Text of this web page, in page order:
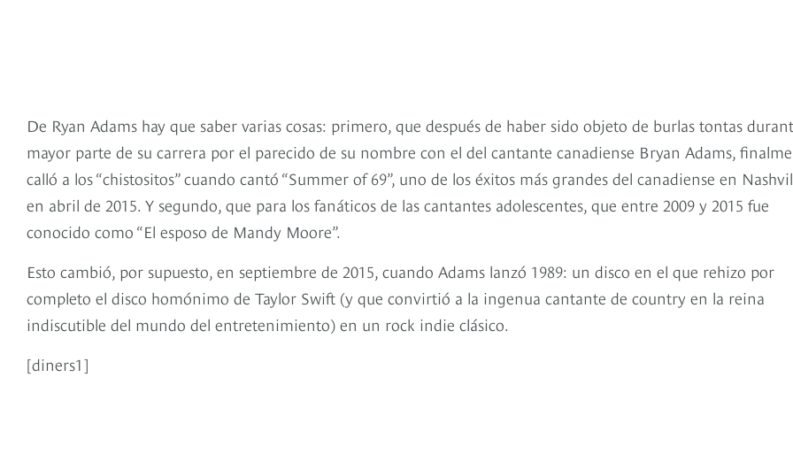
De Ryan Adams hay que saber varias cosas: primero, que después de haber sido objeto de burlas tontas
mayor parte de su carrera por el parecido de su nombre con el del cantante canadiense Bryan Adams,
calló a los “chistositos” cuando cantó “Summer of 69”, uno de los éxitos más grandes del canadiense en
en abril de 2015. Y segundo, que para los fanáticos de las cantantes adolescentes, que entre 2009 y 2015 fue
conocido como “El esposo de Mandy Moore”.
Esto cambió, por supuesto, en septiembre de 2015, cuando Adams lanzó 1989: un disco en el que rehizo por
completo el disco homónimo de Taylor Swift (y que convirtió a la ingenua cantante de country en la reina
indiscutible del mundo del entretenimiento) en un rock indie clásico.
[diners1]